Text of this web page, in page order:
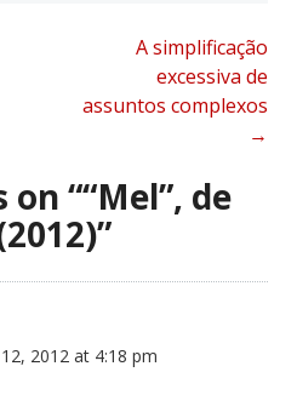
A simplificação
excessiva de
assuntos complexos
→
on ““Mel”, de
”
2012 at 4:18 pm